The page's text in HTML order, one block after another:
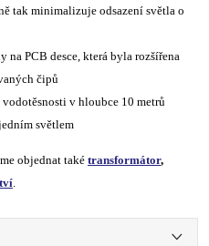
tak minimalizuje odsazení světla o
na PCB desce, která byla rozšířena
čipů
v hloubce 10 metrů
světlem
objednat také transformátor,